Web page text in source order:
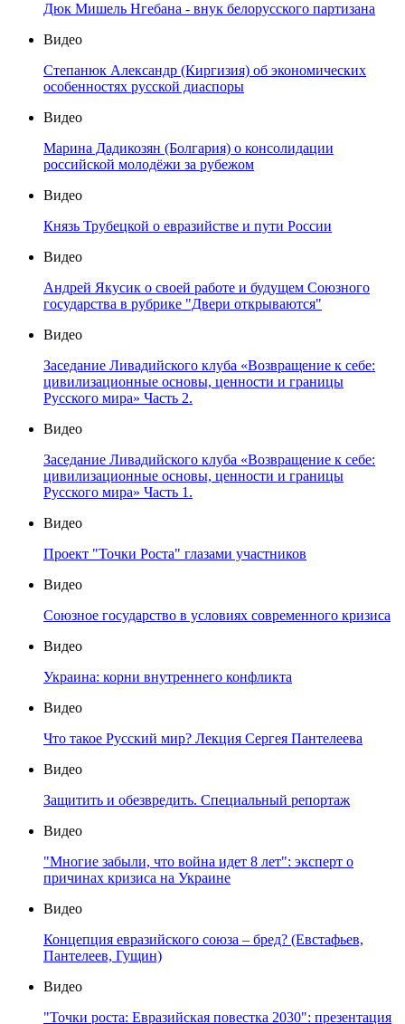
Дюк Мишель Нгебана - внук белорусского партизана
Видео
Степанюк Александр (Киргизия) об экономических
особенностях русской диаспоры
Видео
Марина Дадикозян (Болгария) о консолидации
российской молодёжи за рубежом
Видео
Князь Трубецкой о евразийстве и пути России
Видео
Андрей Якусик о своей работе и будущем Союзного
государства в рубрике "Двери открываются"
Видео
Заседание Ливадийского клуба «Возвращение к себе:
цивилизационные основы, ценности и границы
Русского мира» Часть 2.
Видео
Заседание Ливадийского клуба «Возвращение к себе:
цивилизационные основы, ценности и границы
Русского мира» Часть 1.
Видео
Проект "Точки Роста" глазами участников
Видео
Союзное государство в условиях современного кризиса
Видео
Украина: корни внутреннего конфликта
Видео
Что такое Русский мир? Лекция Сергея Пантелеева
Видео
Защитить и обезвредить. Специальный репортаж
Видео
"Многие забыли, что война идет 8 лет": эксперт о
причинах кризиса на Украине
Видео
Концепция евразийского союза – бред? (Евстафьев,
Пантелеев, Гущин)
Видео
"Точки роста: Евразийская повестка 2030": презентация